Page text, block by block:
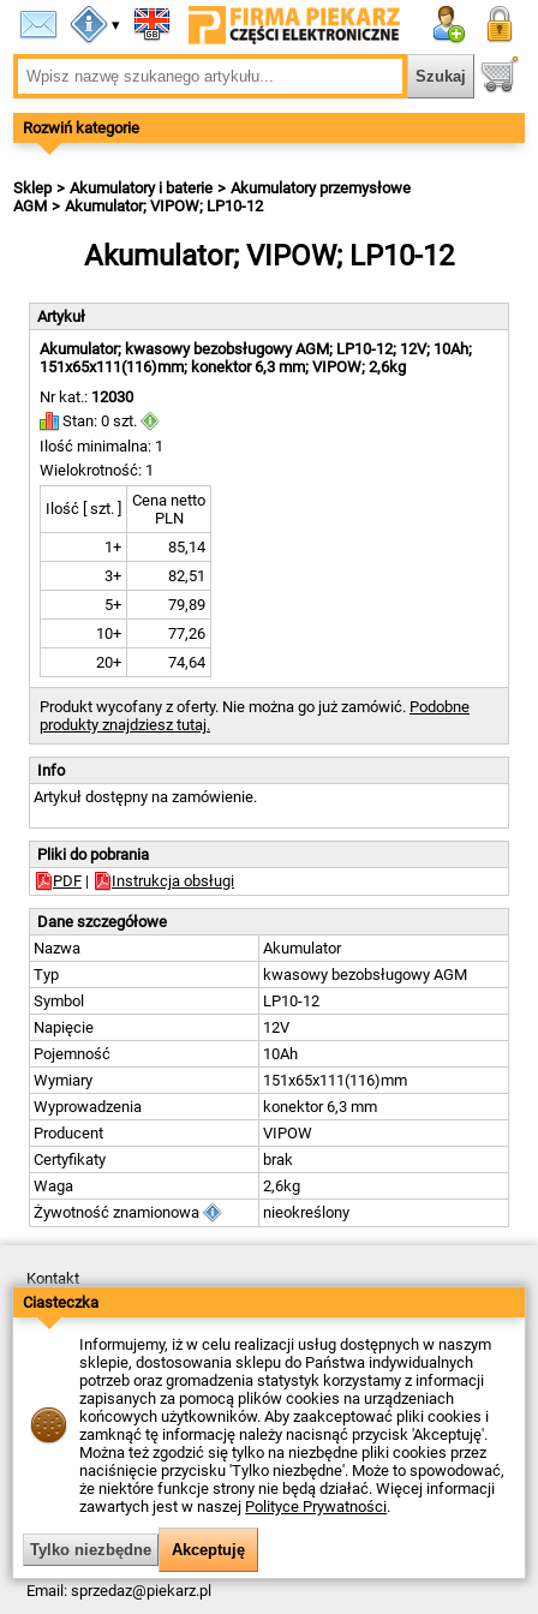
▾
Rozwiń kategorie
Sklep Akumulatory i baterie
Akumulatory przemysłowe
AGM
Akumulator; VIPOW; LP10-12
Akumulator; VIPOW; LP10-12
Artykuł
Akumulator; kwasowy bezobsługowy AGM; LP10-12; 12V; 10Ah;
151x65x111(116)mm; konektor 6,3 mm; VIPOW; 2,6kg
Nr kat.: 12030
Stan: 0 szt.
Ilość minimalna: 1
Wielokrotność: 1
Ilość [ szt. ]
Cena netto
PLN
1+
85,14
3+
82,51
5+
79,89
10+
77,26
20+
74,64
Produkt wycofany z oferty. Nie można go już zamówić. Podobne
produkty znajdziesz tutaj.
Info
Artykuł dostępny na zamówienie.
Pliki do pobrania
PDF | Instrukcja obsługi
Dane szczegółowe
Nazwa
Akumulator
Typ
kwasowy bezobsługowy AGM
Symbol
LP10-12
Napięcie
12V
Pojemność
10Ah
Wymiary
151x65x111(116)mm
Wyprowadzenia
konektor 6,3 mm
Producent
VIPOW
Certyfikaty
brak
Waga
2,6kg
Żywotność znamionowa
nieokreślony
Kontakt
Dostawa
Płatność
Zwroty
Reklamacje
Regulamin
Polityka Prywatności
O Firmie
Data ostatniej aktualizacji: 2026-08-07
© Firma Piekarz Sp. z o.o. 2000-2026
Sklep elektroniczny Firma Piekarz Sp. z o.o.
ul. Wólczyńska 206
01-919 Warszawa
NIP: 118-15-77-240
Email:sprzedaz@piekarz.pl
Ciasteczka
Informujemy, iż w celu realizacji usług dostępnych w naszym
sklepie, dostosowania sklepu do Państwa indywidualnych
potrzeb oraz gromadzenia statystyk korzystamy z informacji
zapisanych za pomocą plików cookies na urządzeniach
końcowych użytkowników. Aby zaakceptować pliki cookies i
zamknąć tę informację należy nacisnąć przycisk 'Akceptuję'.
Można też zgodzić się tylko na niezbędne pliki cookies przez
naciśnięcie przycisku 'Tylko niezbędne'. Może to spowodować,
że niektóre funkcje strony nie będą działać. Więcej informacji
zawartych jest w naszej Polityce Prywatności.